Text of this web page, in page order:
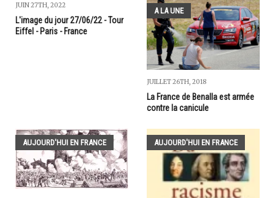
JUIN 27TH, 2022
L'image du jour 27/06/22 - Tour
Eiffel - Paris - France
A LA UNE
JUILLET 26TH, 2018
La France de Benalla est armée
contre la canicule
AUJOURD'HUI EN FRANCE AUJOURD'HUI EN FRANCE